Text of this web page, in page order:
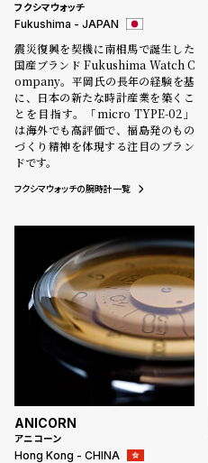
フクシマウォッチ
Fukushima - JAPAN
震災復興を契機に南相馬で誕生した
国産ブランド Fukushima Watch C
ompany。平岡氏の長年の経験を基
に、日本の新たな時計産業を築くこ
とを目指す。「micro TYPE-02」
は海外でも高評価で、福島発のもの
づくり精神を体現する注目のブラン
ドです。
フクシマウォッチの腕時計一覧
ANICORN
アニコーン
Hong Kong - CHINA